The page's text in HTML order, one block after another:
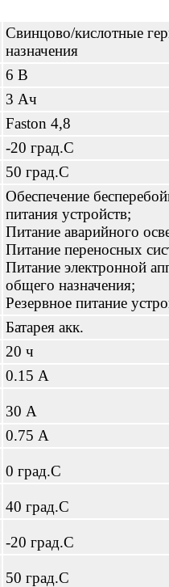
Свинцово/кислотные
назначения
6 В
3 Ач
Faston 4,8
-20 град.С
50 град.С
Обеспечение
питания устройств;
Питание аварийного
Питание переносных
Питание электронной
общего назначения;
Резервное питание
Батарея акк.
20 ч
0.15 А
30 А
0.75 А
0 град.С
40 град.С
-20 град.С
50 град.С